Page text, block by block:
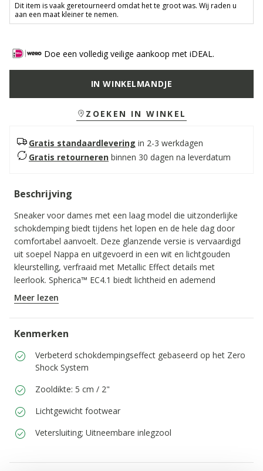
Dit item is vaak geretourneerd omdat het te groot was. Wij raden u
aan een maat kleiner te nemen.
Doe een volledig veilige aankoop met iDEAL.
IN WINKELMANDJE
ZOEKEN IN WINKEL
Gratis standaardlevering in 2-3 werkdagen
Gratis retourneren binnen 30 dagen na leverdatum
Beschrijving
Sneaker voor dames met een laag model die uitzonderlijke
schokdemping biedt tijdens het lopen en de hele dag door
comfortabel aanvoelt. Deze glanzende versie is vervaardigd
uit soepel Nappa en uitgevoerd in een wit en lichtgouden
kleurstelling, verfraaid met Metallic Effect details met
leerlook. Spherica™ EC4.1 biedt lichtheid en ademend
vermogen en is de perfecte manier om een Casual dagelijkse
outfit af te maken met een vleugje elegantie.
ITEMCODE:D45TCD085BNC1327
Meer lezen
Kenmerken
Verbeterd schokdempingseffect gebaseerd op het Zero
Shock System
Zooldikte: 5 cm / 2"
Lichtgewicht footwear
Vetersluiting; Uitneembare inlegzool